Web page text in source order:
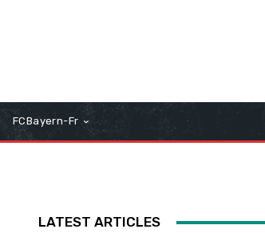
FCBayern-Fr
LATEST ARTICLES